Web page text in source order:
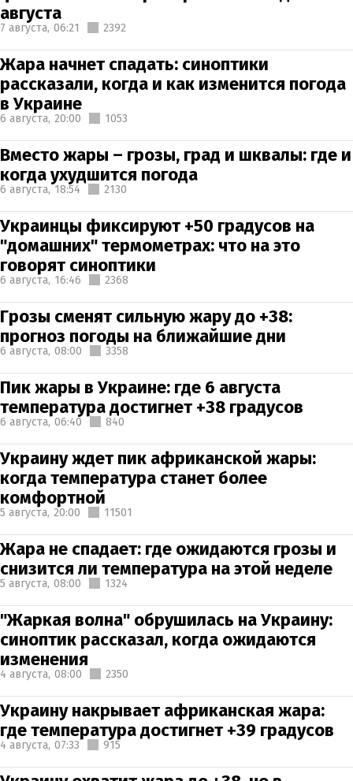
августа
7 августа, 06:21 2392
Жара начнет спадать: синоптики
рассказали, когда и как изменится погода
в Украине
6 августа, 20:00 1053
Вместо жары – грозы, град и шквалы: где и
когда ухудшится погода
6 августа, 18:54 2130
Украинцы фиксируют +50 градусов на
"домашних" термометрах: что на это
говорят синоптики
6 августа, 16:46 2368
Грозы сменят сильную жару до +38:
прогноз погоды на ближайшие дни
6 августа, 08:00 3358
Пик жары в Украине: где 6 августа
температура достигнет +38 градусов
6 августа, 06:40 840
Украину ждет пик африканской жары:
когда температура станет более
комфортной
5 августа, 20:00 11501
Жара не спадает: где ожидаются грозы и
снизится ли температура на этой неделе
5 августа, 08:00 1324
"Жаркая волна" обрушилась на Украину:
синоптик рассказал, когда ожидаются
изменения
4 августа, 08:00 2350
Украину накрывает африканская жара:
где температура достигнет +39 градусов
4 августа, 07:33 915